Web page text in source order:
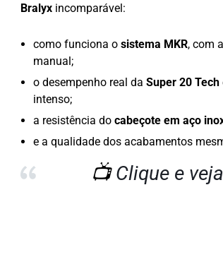
Bralyx incomparável:
como funciona o sistema MKR, com
manual;
o desempenho real da Super 20 Tech
intenso;
a resistência do cabeçote em aço
e a qualidade dos acabamentos
📺Clique e